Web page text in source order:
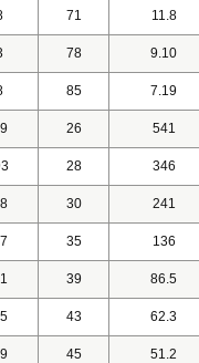
71 11.8
78 9.10
85 7.19
26 541
28 346
30 241
35 136
39 86.5
43 62.3
45 51.2